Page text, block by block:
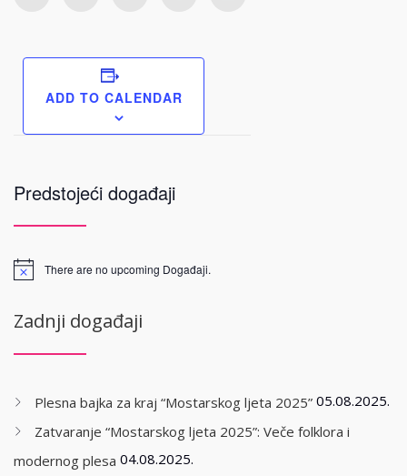
ADD TO CALENDAR
Predstojeći događaji
There are no upcoming Događaji.
Zadnji događaji
Plesna bajka za kraj “Mostarskog ljeta 2025” 05.08.2025.
Zatvaranje “Mostarskog ljeta 2025”: Veče folklora i
modernog plesa 04.08.2025.